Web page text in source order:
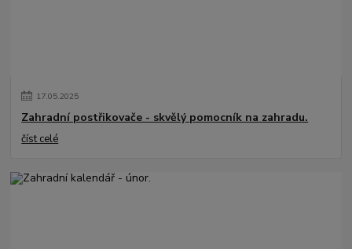
17.05.2025
Zahradní postřikovače - skvělý pomocník na zahradu.
číst celé